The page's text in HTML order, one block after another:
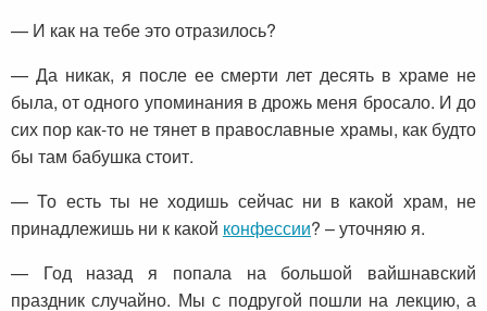
— И как на тебе это отразилось?
— Да никак, я после ее смерти лет десять в храме не
была, от одного упоминания в дрожь меня бросало. И до
сих пор как-то не тянет в православные храмы, как будто
бы там бабушка стоит.
— То есть ты не ходишь сейчас ни в какой храм, не
принадлежишь ни к какой конфессии? – уточняю я.
— Год назад я попала на большой вайшнавский
праздник случайно. Мы с подругой пошли на лекцию, а